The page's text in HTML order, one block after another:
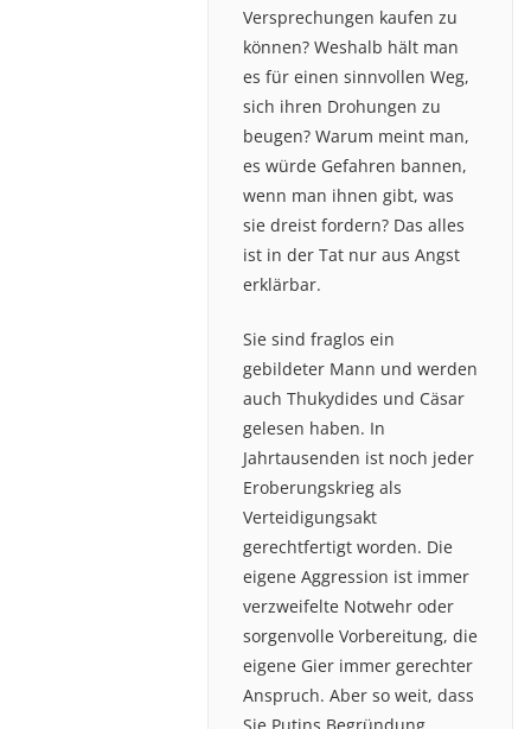
Versprechungen kaufen zu
können? Weshalb hält man
es für einen sinnvollen Weg,
sich ihren Drohungen zu
beugen? Warum meint man,
es würde Gefahren bannen,
wenn man ihnen gibt, was
sie dreist fordern? Das alles
ist in der Tat nur aus Angst
erklärbar.
Sie sind fraglos ein
gebildeter Mann und werden
auch Thukydides und Cäsar
gelesen haben. In
Jahrtausenden ist noch jeder
Eroberungskrieg als
Verteidigungsakt
gerechtfertigt worden. Die
eigene Aggression ist immer
verzweifelte Notwehr oder
sorgenvolle Vorbereitung, die
eigene Gier immer gerechter
Anspruch. Aber so weit, dass
Sie Putins Begründung